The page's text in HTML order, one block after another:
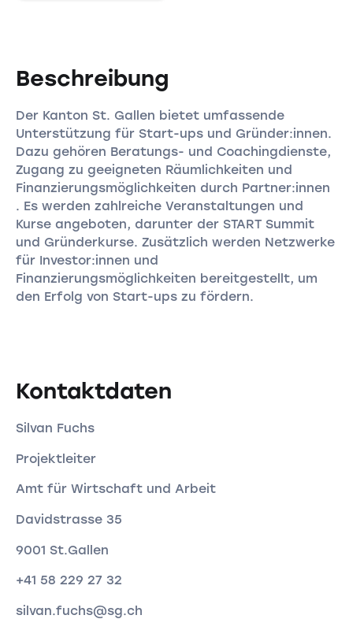
Beschreibung
Der Kanton St. Gallen bietet umfassende
Unterstützung für Start-ups und Gründer:innen.
Dazu gehören Beratungs- und Coachingdienste,
Zugang zu geeigneten Räumlichkeiten und
Finanzierungsmöglichkeiten durch Partner:innen
. Es werden zahlreiche Veranstaltungen und
Kurse angeboten, darunter der START Summit
und Gründerkurse. Zusätzlich werden Netzwerke
für Investor:innen und
Finanzierungsmöglichkeiten bereitgestellt, um
den Erfolg von Start-ups zu fördern.
Kontaktdaten
Silvan Fuchs
Projektleiter
Amt für Wirtschaft und Arbeit
Davidstrasse 35
9001 St.Gallen
+41 58 229 27 32
silvan.fuchs@sg.ch